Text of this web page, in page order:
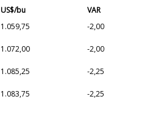
US$/bu
VAR
1.059,75 -2,00
1.072,00 -2,00
1.085,25 -2,25
1.083,75 -2,25